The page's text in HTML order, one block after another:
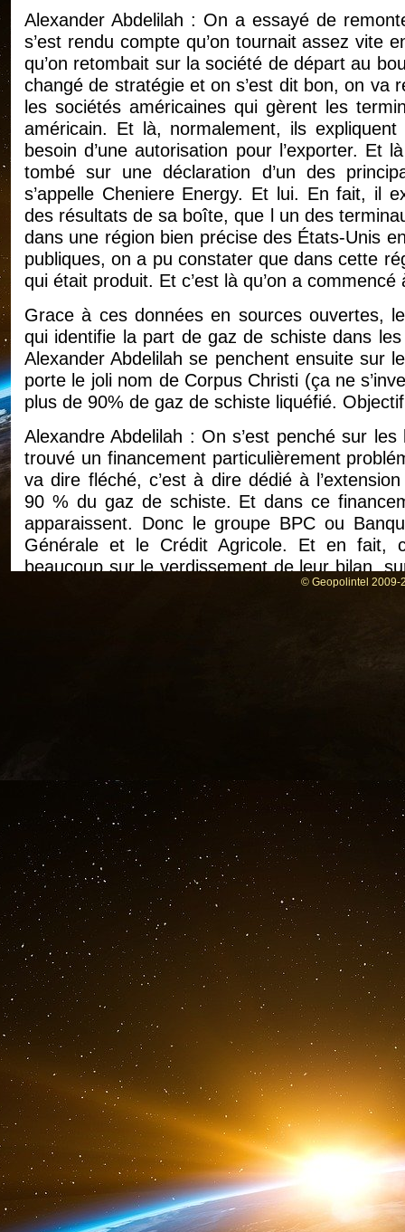
Alexander Abdelilah : On a essayé de
s’est rendu compte qu’on tournait assez vite
qu’on retombait sur la société de départ au
changé de stratégie et on s’est dit bon, on va
les sociétés américaines qui gèrent les
américain. Et là, normalement, ils
besoin d’une autorisation pour l’exporter. Et
tombé sur une déclaration d’un des
s’appelle Cheniere Energy. Et lui. En fait, il
des résultats de sa boîte, que l un des
dans une région bien précise des États-Unis
publiques, on a pu constater que dans cette
qui était produit. Et c’est là qu’on a
Grace à ces données en sources ouvertes,
qui identifie la part de gaz de schiste dans
Alexander Abdelilah se penchent ensuite sur
porte le joli nom de Corpus Christi (ça ne
plus de 90% de gaz de schiste liquéfié.
Alexandre Abdelilah : On s’est penché sur
trouvé un financement particulièrement
va dire fléché, c’est à dire dédié à
90 % du gaz de schiste. Et dans ce
apparaissent. Donc le groupe BPC ou
Générale et le Crédit Agricole. Et en fait,
beaucoup sur le verdissement de leur bilan,
s’engage pour le climat et qui ont aussi pris
pas en financer, est exporter en France
dessine. Mais les enquêteurs veulent aller
gaz polluant. Ils recensent entre
livraisons de GNL effectuées par tankers
Dunkerque (Nord), Fos-sur-Mer (Bouches-
Atlantique).Plus de 4,5 milliards de
estimation…
Alexandre Abdelilah : En regardant un peu
donc gère le terminal d’export de GNL
que l’un des clients, Cheniere Energy, était
a pu consulter un document interne
alertait en interne sur le fait que Cheniere
qui était envoyé en France. Engie,
c’est gênant ? Parce qu’en fait c’est si vous
climat du gouvernement français, tout
un des premiers pays à sortir des énergies
même temps, si on favorise par nos
particulièrement destructrices pour
Quelque part on annule les efforts qu’on fait
c’est à dire à la fois on se repeint en vert ici
que c’est polluant et de l’autre côté, on
© Geopolintel 2009-